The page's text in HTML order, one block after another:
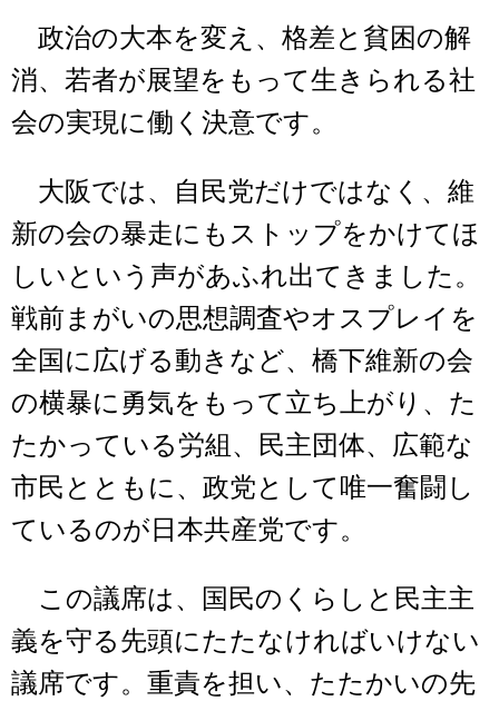
政治の大本を変え、格差と貧困の解
消、若者が展望をもって生きられる社
会の実現に働く決意です。
大阪では、自民党だけではなく、維
新の会の暴走にもストップをかけてほ
しいという声があふれ出てきました。
戦前まがいの思想調査やオスプレイを
全国に広げる動きなど、橋下維新の会
の横暴に勇気をもって立ち上がり、た
たかっている労組、民主団体、広範な
市民とともに、政党として唯一奮闘し
ているのが日本共産党です。
この議席は、国民のくらしと民主主
義を守る先頭にたたなければいけない
議席です。重責を担い、たたかいの先